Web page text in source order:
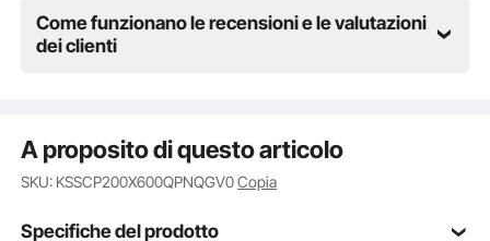
Come funzionano le recensioni e le valutazioni
dei clienti
A proposito di questo articolo
SKU: KSSCP200X600QPNQGV0Copia
Specifiche del prodotto